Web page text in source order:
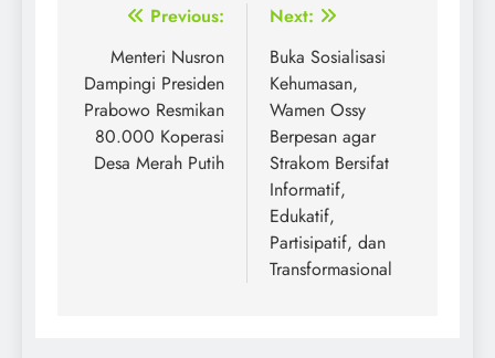
Post
navigation
Previous:
Menteri Nusron
Dampingi Presiden
Prabowo Resmikan
80.000 Koperasi
Desa Merah Putih
Next:
Buka Sosialisasi
Kehumasan,
Wamen Ossy
Berpesan agar
Strakom Bersifat
Informatif,
Edukatif,
Partisipatif, dan
Transformasional